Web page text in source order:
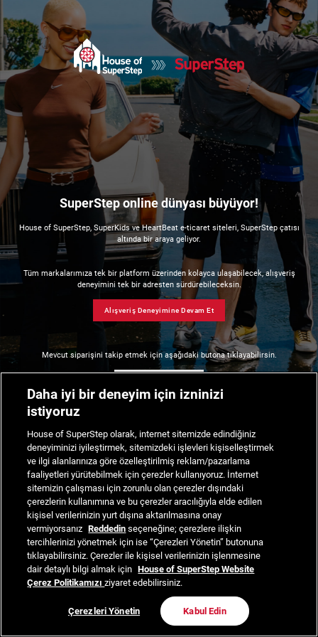
SuperStep online dünyası büyüyor!
House of SuperStep, SuperKids ve HeartBeat e-ticaret siteleri, SuperStep çatısı
altında bir araya geliyor.
Tüm markalarımıza tek bir platform üzerinden kolayca ulaşabilecek, alışveriş
deneyimini tek bir adresten sürdürebileceksin.
Alışveriş Deneyimine Devam Et
Mevcut siparişini takip etmek için aşağıdaki butona tıklayabilirsin.
Daha iyi bir deneyim için izninizi
istiyoruz
House of SuperStep olarak, internet sitemizde edindiğiniz
deneyiminizi iyileştirmek, sitemizdeki işlevleri kişiselleştirmek
ve ilgi alanlarınıza göre özelleştirilmiş reklam/pazarlama
faaliyetleri yürütebilmek için çerezler kullanıyoruz. İnternet
sitemizin çalışması için zorunlu olan çerezler dışındaki
çerezlerin kullanımına ve bu çerezler aracılığıyla elde edilen
kişisel verilerinizin yurt dışına aktarılmasına onay
vermiyorsanız Reddedin seçeneğine; çerezlere ilişkin
tercihlerinizi yönetmek için ise “Çerezleri Yönetin” butonuna
tıklayabilirsiniz. Çerezler ile kişisel verilerinizin işlenmesine
dair detaylı bilgi almak için House of SuperStep Website
Çerez Politikamızıziyaret edebilirsiniz.
Çerezleri Yönetin Kabul Edin